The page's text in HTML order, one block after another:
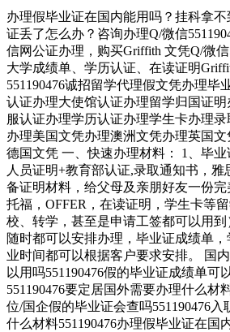
办理假毕业证在国内能用吗？挂科拿
证丢了怎么办？咨询办理Q/微信
信网公证办理，购买Griffith 文凭Q/微
大学成绩单、学历认证、在读证明
551190476诚招留学代理假文凭办理毕
认证办理大使馆认证办理留学归国证
服认证办理学历认证办理学生卡办理
办理美国文凭办理澳洲文凭办理英国
德国文凭 一、快速办理材料： 1、毕
人员证明+教育部认证,录取通知书，
备证明材料，给父母及亲朋好友一份完
托福，OFFER，在读证明，学生卡等
校、转学，甚至是申请工签都可以用到
随时都可以安排办理，毕业证成绩单
业时间都可以根据客户要求安排。 国
以用吗551190476假的毕业证成绩单可
551190476要定居国外需要办理什么材
位/国企假的毕业证会查吗551190476
什么材料551190476办理假毕业证在国